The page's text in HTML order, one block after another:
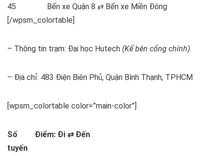
45
Bến xe Quận 8 ⇄ Bến xe Miền Đông
[/wpsm_colortable]
– Thông tin trạm: Đại học Hutech (Kế bên cổng chính).
– Địa chỉ: 483 Điện Biên Phủ, Quận Bình Thạnh, TPHCM
[wpsm_colortable color=”main-color”]
Số
tuyến
Điểm: Đi ⇄ Đến